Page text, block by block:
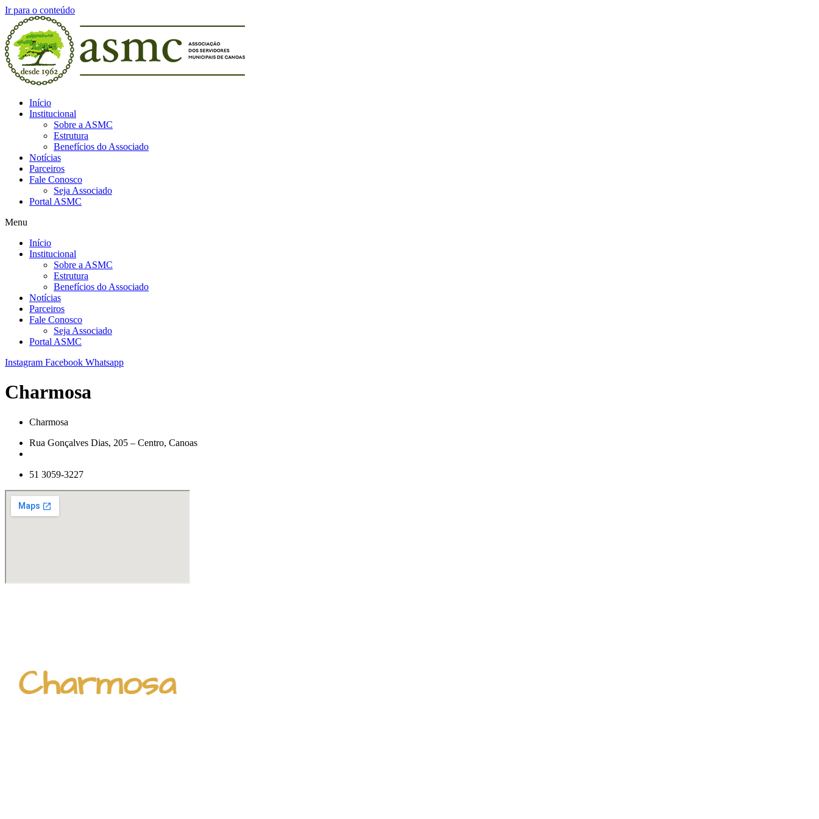
Ir para o conteúdo
Início
Institucional
Sobre a ASMC
Estrutura
Benefícios do Associado
Notícias
Parceiros
Fale Conosco
Seja Associado
Portal ASMC
Menu
Início
Institucional
Sobre a ASMC
Estrutura
Benefícios do Associado
Notícias
Parceiros
Fale Conosco
Seja Associado
Portal ASMC
Instagram Facebook Whatsapp
Charmosa
Charmosa
Rua Gonçalves Dias, 205 – Centro, Canoas
51 3059-3227